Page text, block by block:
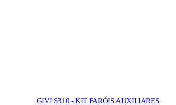
GIVI S310 - KIT FARÓIS AUXILIARES